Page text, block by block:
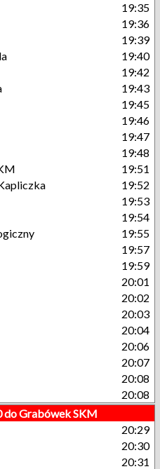
19:35
19:36
19:39
19:40
19:42
19:43
19:45
19:46
19:47
19:48
19:51
19:52
19:53
19:54
19:55
19:57
19:59
20:01
20:02
20:03
20:04
20:06
20:07
20:08
20:08
do Grabówek SKM
20:29
20:30
20:31